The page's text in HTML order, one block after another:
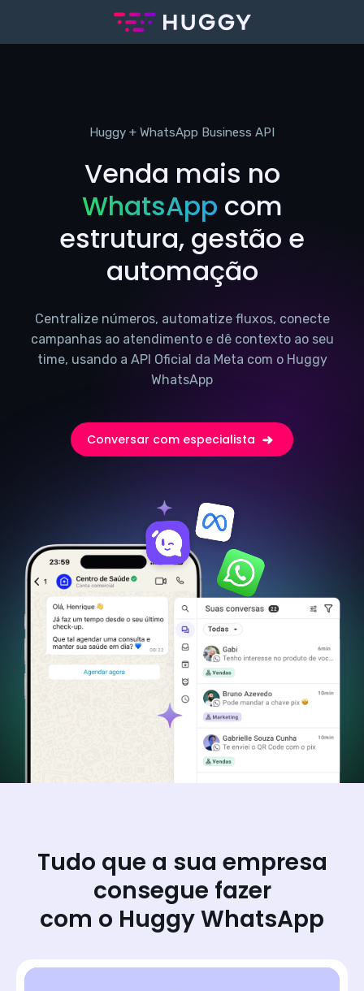
Huggy + WhatsApp Business API
Venda mais no
WhatsApp com
estrutura, gestão e
automação
Centralize números, automatize fluxos, conecte
campanhas ao atendimento e dê contexto ao seu
time, usando a API Oficial da Meta com o Huggy
WhatsApp
Conversar com especialista
Tudo que a sua empresa
consegue fazer
com o Huggy WhatsApp